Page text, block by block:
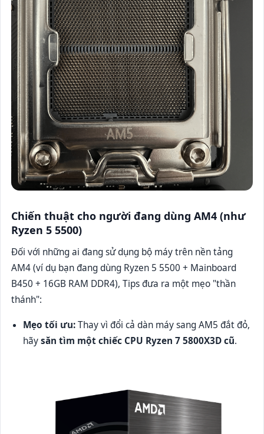
Chiến thuật cho người đang dùng AM4 (như
Ryzen 5 5500)
Đối với những ai đang sử dụng bộ máy trên nền tảng
AM4 (ví dụ bạn đang dùng Ryzen 5 5500 + Mainboard
B450 + 16GB RAM DDR4), Tips đưa ra một mẹo "thần
thánh":
Mẹo tối ưu:Thay vì đổi cả dàn máy sang AM5 đắt đỏ,
hãysăn tìm một chiếc CPU Ryzen 7 5800X3D cũ.